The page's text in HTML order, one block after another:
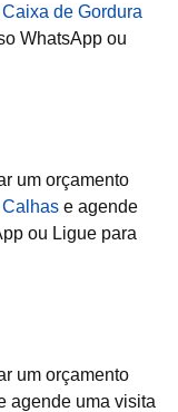
de Gordura
WhatsApp ou
um orçamento
Calhas e agende
ou Ligue para
um orçamento
agende uma visita